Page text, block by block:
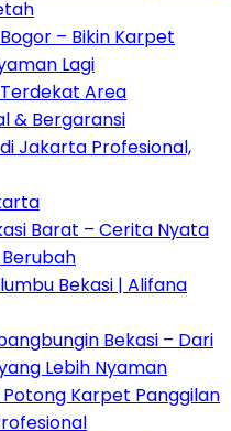
– Bikin Karpet
Lagi
Area
& Bergaransi
Jakarta Profesional,
Barat – Cerita Nyata
Bekasi | Alifana
Bekasi – Dari
Lebih Nyaman
Karpet Panggilan